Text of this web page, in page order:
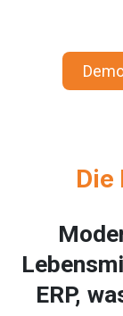
ERP,